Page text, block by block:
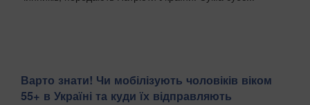
Варто знати! Чи мобілізують чоловіків віком
55+ в Україні та куди їх відправляють